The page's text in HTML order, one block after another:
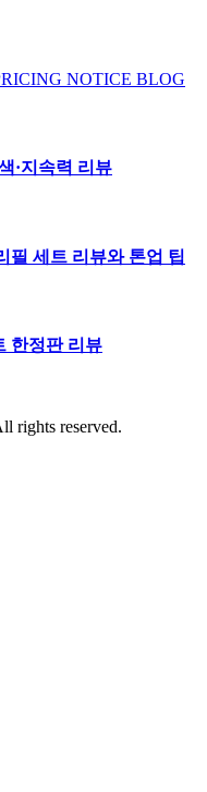
NOTICE BLOG
·지속력 리뷰
필 세트 리뷰와 톤업 팁
한정판 리뷰
rights reserved.